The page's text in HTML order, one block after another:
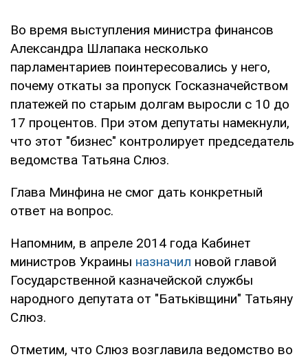
Во время выступления министра финансов
Александра Шлапака несколько
парламентариев поинтересовались у него,
почему откаты за пропуск Госказначейством
платежей по старым долгам выросли с 10 до
17 процентов. При этом депутаты намекнули,
что этот "бизнес" контролирует председатель
ведомства Татьяна Слюз.
Глава Минфина не смог дать конкретный
ответ на вопрос.
Напомним, в апреле 2014 года Кабинет
министров Украины назначил новой главой
Государственной казначейской службы
народного депутата от "Батьківщини" Татьяну
Слюз.
Отметим, что Слюз возглавила ведомство во